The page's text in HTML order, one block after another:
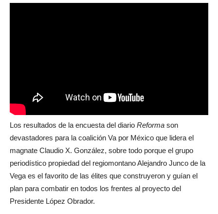
Los resultados de la encuesta del diario Reforma son
devastadores para la coalición Va por México que lidera el
magnate Claudio X. González, sobre todo porque el grupo
periodístico propiedad del regiomontano Alejandro Junco de la
Vega es el favorito de las élites que construyeron y guían el
plan para combatir en todos los frentes al proyecto del
Presidente López Obrador.